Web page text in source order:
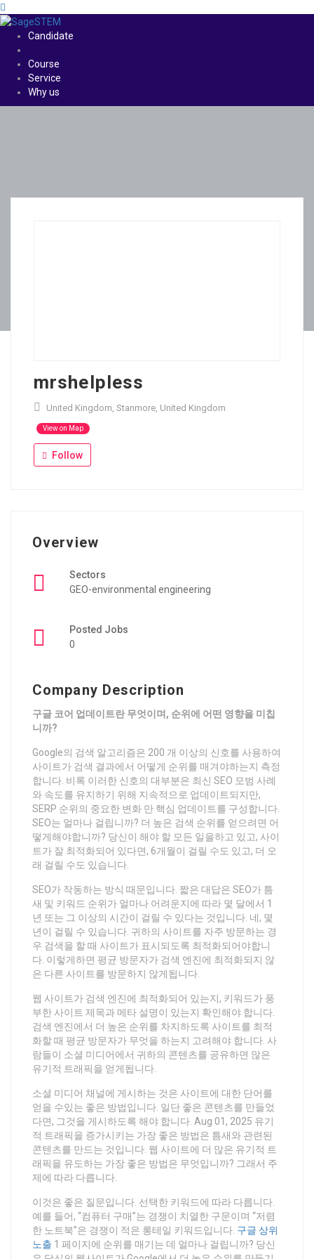
Candidate
Course
Service
Why us
mrshelpless
United Kingdom, Stanmore, United Kingdom
View on Map
Follow
Overview
Sectors
GEO-environmental engineering
Posted Jobs
0
Company Description
구글 코어 업데이트란 무엇이며, 순위에 어떤 영향을 미칩
니까?
Google의 검색 알고리즘은 200 개 이상의 신호를 사용하여
사이트가 검색 결과에서 어떻게 순위를 매겨야하는지 측정
합니다. 비록 이러한 신호의 대부분은 최신 SEO 모범 사례
와 속도를 유지하기 위해 지속적으로 업데이트되지만,
SERP 순위의 중요한 변화 만 핵심 업데이트를 구성합니다.
SEO는 얼마나 걸립니까? 더 높은 검색 순위를 얻으려면 어
떻게해야합니까? 당신이 해야 할 모든 일을하고 있고, 사이
트가 잘 최적화되어 있다면, 6개월이 걸릴 수도 있고, 더 오
래 걸릴 수도 있습니다.
SEO가 작동하는 방식 때문입니다. 짧은 대답은 SEO가 틈
새 및 키워드 순위가 얼마나 어려운지에 따라 몇 달에서 1
년 또는 그 이상의 시간이 걸릴 수 있다는 것입니다. 네, 몇
년이 걸릴 수 있습니다. 귀하의 사이트를 자주 방문하는 경
우 검색을 할 때 사이트가 표시되도록 최적화되어야합니
다. 이렇게하면 평균 방문자가 검색 엔진에 최적화되지 않
은 다른 사이트를 방문하지 않게됩니다.
웹 사이트가 검색 엔진에 최적화되어 있는지, 키워드가 풍
부한 사이트 제목과 메타 설명이 있는지 확인해야 합니다.
검색 엔진에서 더 높은 순위를 차지하도록 사이트를 최적
화할 때 평균 방문자가 무엇을 하는지 고려해야 합니다. 사
람들이 소셜 미디어에서 귀하의 콘텐츠를 공유하면 많은
유기적 트래픽을 얻게됩니다.
소셜 미디어 채널에 게시하는 것은 사이트에 대한 단어를
얻을 수있는 좋은 방법입니다. 일단 좋은 콘텐츠를 만들었
다면, 그것을 게시하도록 해야 합니다. Aug 01, 2025 유기
적 트래픽을 증가시키는 가장 좋은 방법은 틈새와 관련된
콘텐츠를 만드는 것입니다. 웹 사이트에 더 많은 유기적 트
래픽을 유도하는 가장 좋은 방법은 무엇입니까? 그래서 주
제에 따라 다릅니다.
이것은 좋은 질문입니다. 선택한 키워드에 따라 다릅니다.
예를 들어, “컴퓨터 구매”는 경쟁이 치열한 구문이며 “저렴
한 노트북”은 경쟁이 적은 롱테일 키워드입니다. 구글 상위
노출 1 페이지에 순위를 매기는 데 얼마나 걸립니까? 당신